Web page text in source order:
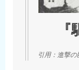
引用：進撃